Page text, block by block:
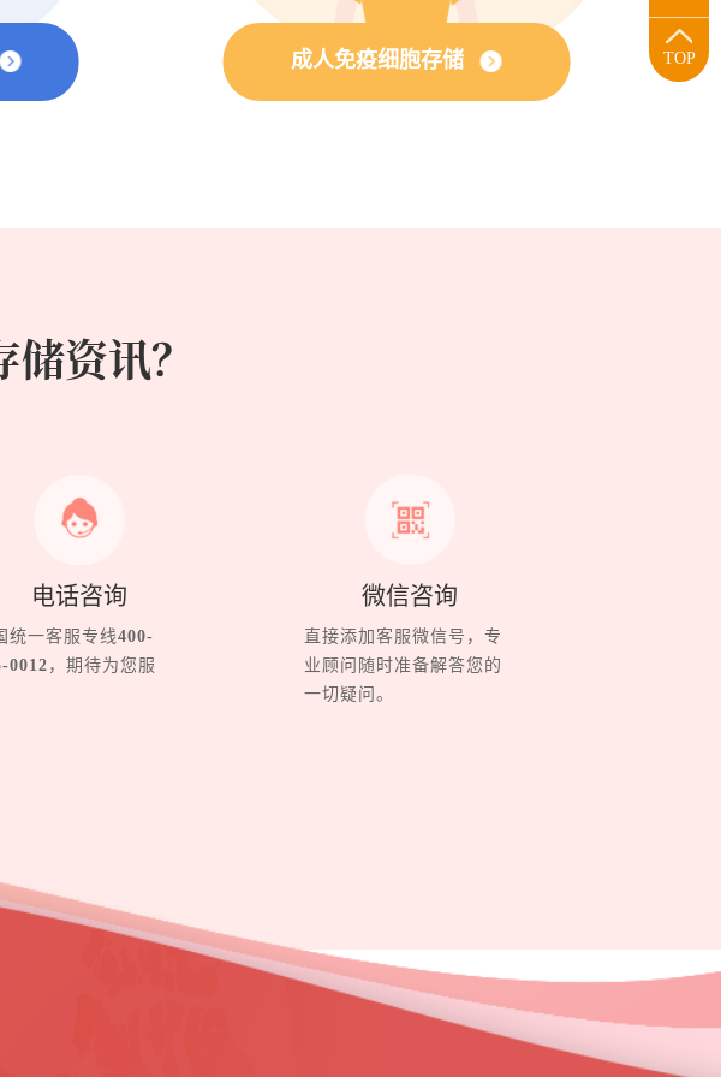
成人免疫细胞存储
资讯？
电话咨询
统一客服专线400-
0012 ，期待为您服
微信咨询
直接添加客服微信号，专
业顾问随时准备解答您的
一切疑问。
TOP